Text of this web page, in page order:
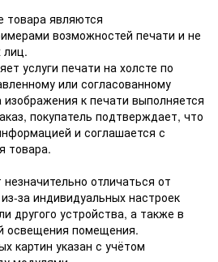
товара являются
возможностей печати и не
лиц.
услуги печати на холсте по
или согласованному
изображения к печати выполняется
покупатель подтверждает, что
и соглашается с
товара.
отличаться от
за индивидуальных настроек
другого устройства, а также в
освещения помещения.
картин указан с учётом